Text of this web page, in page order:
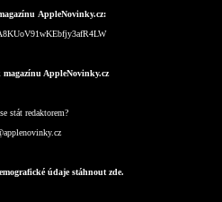
AppleNovinky.cz:
magazínu AppleNovinky.cz
stát redaktorem?
údaje stáhnout zde.